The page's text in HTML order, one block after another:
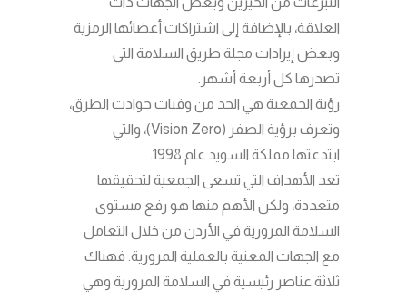
العلاقة، بالإضافة إلى اشتراكات أعضائها الرمزية
وبعض إيرادات مجلة طريق السلامة التي
تصدرها كل أربعة أشهر.
رؤية الجمعية هي الحد من وفيات حوادث الطرق،
وتعرف برؤية الصفر (Vision Zero)، والتي
ابتدعتها مملكة السويد عام 1998.
تعد الأهداف التي تسعى الجمعية لتحقيقها
متعددة، ولكن الأهم منها هو رفع مستوى
السلامة المرورية في الأردن من خلال التعامل
مع الجهات المعنية بالعملية المرورية. فهناك
ثلاثة عناصر رئيسية في السلامة المرورية وهي